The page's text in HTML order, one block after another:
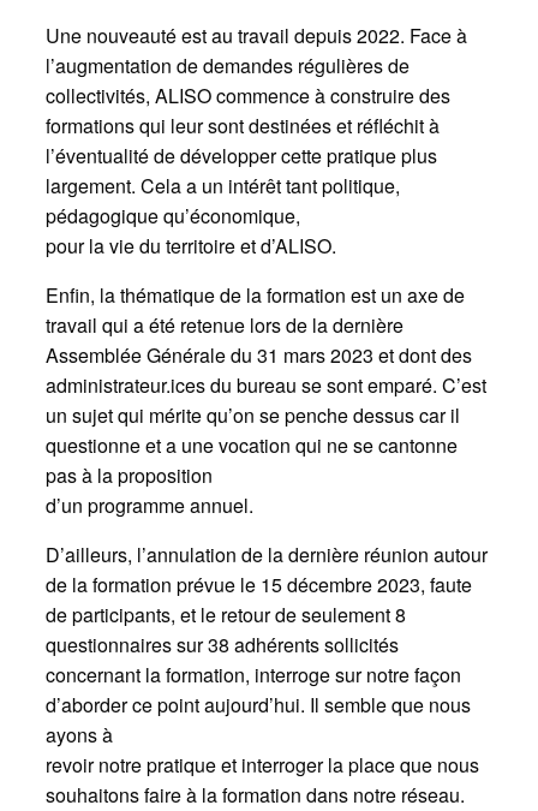
Une nouveauté est au travail depuis 2022. Face à
l’augmentation de demandes régulières de
collectivités, ALISO commence à construire des
formations qui leur sont destinées et réfléchit à
l’éventualité de développer cette pratique plus
largement. Cela a un intérêt tant politique,
pédagogique qu’économique,
pour la vie du territoire et d’ALISO.
Enfin, la thématique de la formation est un axe de
travail qui a été retenue lors de la dernière
Assemblée Générale du 31 mars 2023 et dont des
administrateur.ices du bureau se sont emparé. C’est
un sujet qui mérite qu’on se penche dessus car il
questionne et a une vocation qui ne se cantonne
pas à la proposition
d’un programme annuel.
D’ailleurs, l’annulation de la dernière réunion autour
de la formation prévue le 15 décembre 2023, faute
de participants, et le retour de seulement 8
questionnaires sur 38 adhérents sollicités
concernant la formation, interroge sur notre façon
d’aborder ce point aujourd’hui. Il semble que nous
ayons à
revoir notre pratique et interroger la place que nous
souhaitons faire à la formation dans notre réseau.